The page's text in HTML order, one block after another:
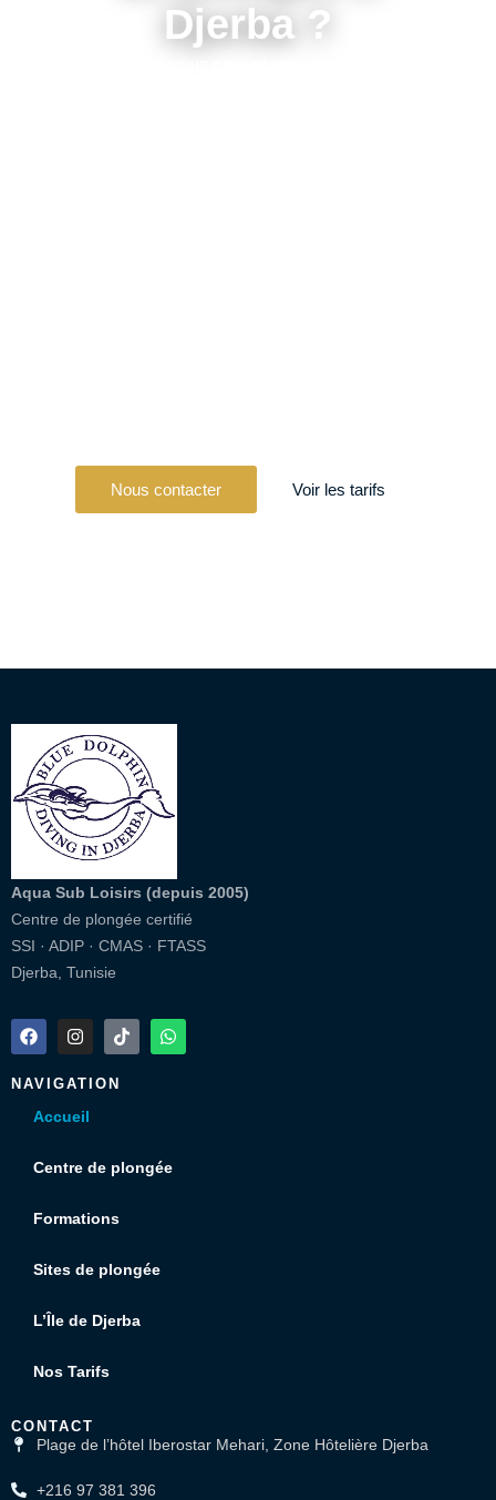
Djerba ?
Nous contacter Voir les tarifs
Aqua Sub Loisirs (depuis 2005)
Centre de plongée certifié
SSI · ADIP · CMAS · FTASS
Djerba, Tunisie
NAVIGATION
Accueil
Centre de plongée
Formations
Sites de plongée
L’Île de Djerba
Nos Tarifs
CONTACT
Plage de l’hôtel Iberostar Mehari, Zone Hôtelière Djerba
+216 97 381 396